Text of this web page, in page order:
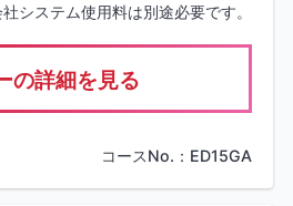
システム使用料は別途必要です。
の詳細を見る
コースNo.：ED15GA